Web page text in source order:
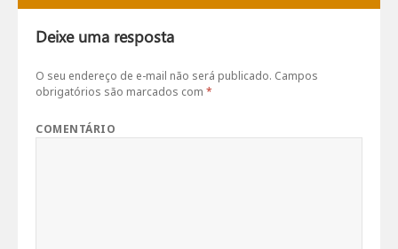
Deixe uma resposta
O seu endereço de e-mail não será publicado. Campos
obrigatórios são marcados com*
COMENTÁRIO